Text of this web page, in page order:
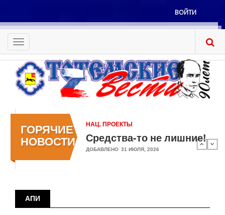
основному
содержанию
Меню
учётной
записи
пользователя
ВОЙТИ
Toggle
navigation
ГОРЯЧИЕ
НОВОСТИ
НАЦ. ПРОЕКТЫ
Средства-то не лишние!
ДОБАВЛЕНО 31 ИЮЛЯ, 2026
АПИ